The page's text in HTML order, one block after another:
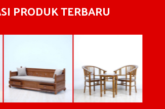
PRODUK TERBARU